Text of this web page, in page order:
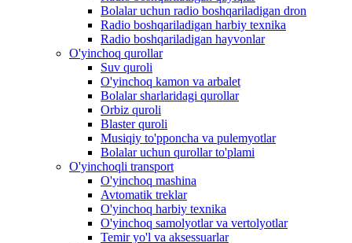
Bolalar uchun radio boshqariladigan dron
Radio boshqariladigan harbiy texnika
Radio boshqariladigan hayvonlar
O'yinchoq qurollar
Suv quroli
O'yinchoq kamon va arbalet
Bolalar sharlaridagi qurollar
Orbiz quroli
Blaster quroli
Musiqiy to'pponcha va pulemyotlar
Bolalar uchun qurollar to'plami
O'yinchoqli transport
O'yinchoq mashina
Avtomatik treklar
O'yinchoq harbiy texnika
O'yinchoq samolyotlar va vertolyotlar
Temir yo'l va aksessuarlar